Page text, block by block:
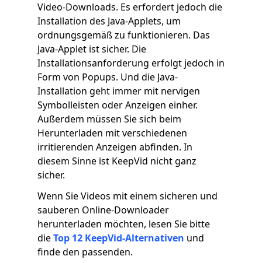
Video-Downloads. Es erfordert jedoch die
Installation des Java-Applets, um
ordnungsgemäß zu funktionieren. Das
Java-Applet ist sicher. Die
Installationsanforderung erfolgt jedoch in
Form von Popups. Und die Java-
Installation geht immer mit nervigen
Symbolleisten oder Anzeigen einher.
Außerdem müssen Sie sich beim
Herunterladen mit verschiedenen
irritierenden Anzeigen abfinden. In
diesem Sinne ist KeepVid nicht ganz
sicher.
Wenn Sie Videos mit einem sicheren und
sauberen Online-Downloader
herunterladen möchten, lesen Sie bitte
dieTop 12 KeepVid-Alternativen und
finde den passenden.